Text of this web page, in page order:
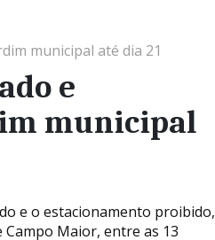
municipal até dia 21
e
municipal
e o estacionamento proibido,
Maior, entre as 13